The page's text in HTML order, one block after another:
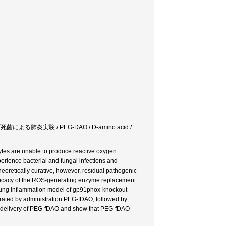
菌による肺炎実験 / PEG-DAO / D-amino acid /
are unable to produce reactive oxygen
bacterial and fungal infections and
curative, however, residual pathogenic
of the ROS-generating enzyme replacement
inflammation model of gp91phox-knockout
by administration PEG-fDAO, followed by
of PEG-fDAO and show that PEG-fDAO